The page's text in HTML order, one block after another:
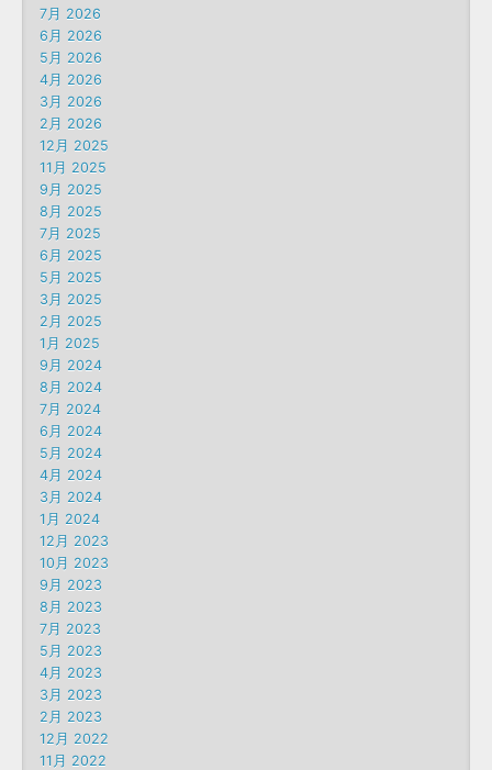
7月 2026
6月 2026
5月 2026
4月 2026
3月 2026
2月 2026
12月 2025
11月 2025
9月 2025
8月 2025
7月 2025
6月 2025
5月 2025
3月 2025
2月 2025
1月 2025
9月 2024
8月 2024
7月 2024
6月 2024
5月 2024
4月 2024
3月 2024
1月 2024
12月 2023
10月 2023
9月 2023
8月 2023
7月 2023
5月 2023
4月 2023
3月 2023
2月 2023
12月 2022
11月 2022